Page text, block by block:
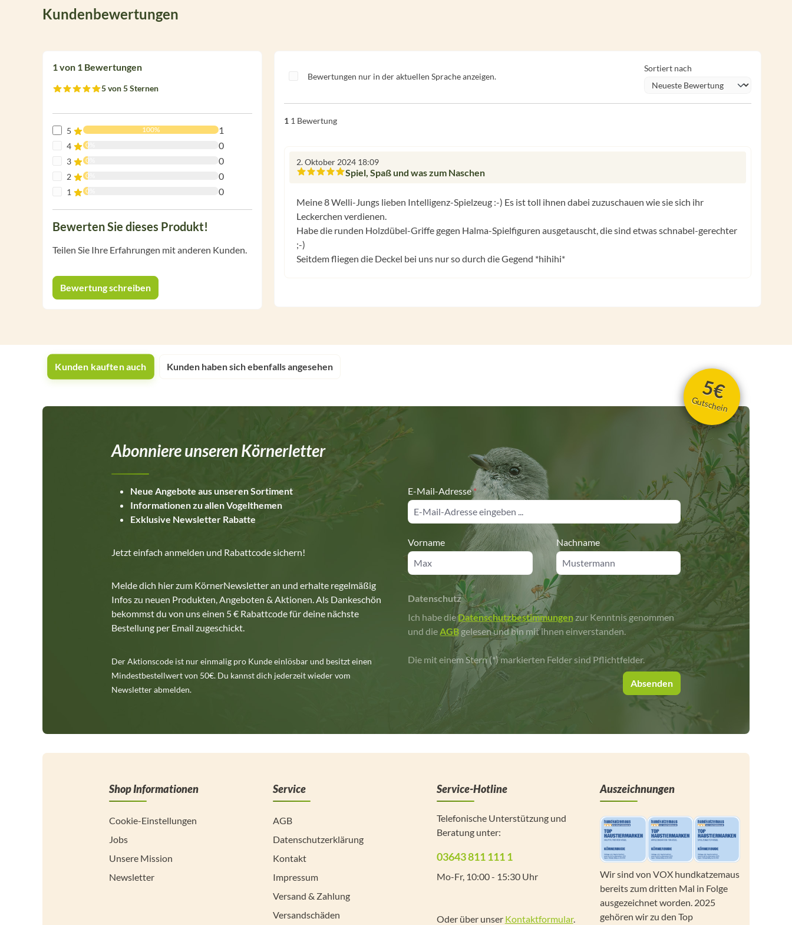
Kundenbewertungen
1 von 1 Bewertungen
5 von 5 Sternen
5 100% 1
4 0% 0
3 0% 0
2 0% 0
1 0% 0
Bewerten Sie dieses Produkt!
Teilen Sie Ihre Erfahrungen mit anderen Kunden.
Bewertung schreiben
Bewertungen nur in der aktuellen Sprache anzeigen.
Sortiert nach
1 1 Bewertung
2. Oktober 2024 18:09
Bewertung mit 5 von 5 Sternen
Spiel, Spaß und was zum Naschen
Meine 8 Welli-Jungs lieben Intelligenz-Spielzeug :-) Es ist toll ihnen dabei zuzuschauen wie sie sich ihr
Leckerchen verdienen.
Habe die runden Holzdübel-Griffe gegen Halma-Spielfiguren ausgetauscht, die sind etwas schnabel-gerechter
;-)
Seitdem fliegen die Deckel bei uns nur so durch die Gegend *hihihi*
Kunden kauften auch Kunden haben sich ebenfalls angesehen
5€
Gutschein
Abonniere unseren Körnerletter
Neue Angebote aus unseren Sortiment
Informationen zu allen Vogelthemen
Exklusive Newsletter Rabatte
Jetzt einfach anmelden und Rabattcode sichern!
Melde dich hier zum KörnerNewsletter an und erhalte regelmäßig
Infos zu neuen Produkten, Angeboten & Aktionen. Als Dankeschön
bekommst du von uns einen 5 € Rabattcode für deine nächste
Bestellung per Email zugeschickt.
Der Aktionscode ist nur einmalig pro Kunde einlösbar und besitzt einen
Mindestbestellwert von 50€. Du kannst dich jederzeit wieder vom
Newsletter abmelden.
E-Mail-Adresse*
Vorname Nachname
Datenschutz
Ich habe dieDatenschutzbestimmungenzur Kenntnis genommen
und dieAGBgelesen und bin mit ihnen einverstanden.
Die mit einem Stern (*) markierten Felder sind Pflichtfelder.
Absenden
Shop Informationen
Cookie-Einstellungen
Jobs
Unsere Mission
Newsletter
Service
AGB
Datenschutzerklärung
Kontakt
Impressum
Versand & Zahlung
Versandschäden
Service-Hotline
Telefonische Unterstützung und
Beratung unter:
03643 811 111 1
Mo-Fr, 10:00 - 15:30 Uhr
Oder über unser Kontaktformular.
Auszeichnungen
Wir sind von VOX hundkatzemaus
bereits zum dritten Mal in Folge
ausgezeichnet worden. 2025
gehören wir zu den Top